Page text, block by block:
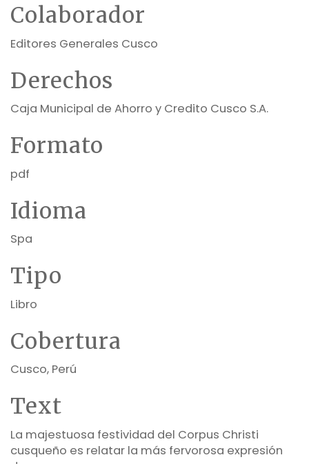
Colaborador
Editores Generales Cusco
Derechos
Caja Municipal de Ahorro y Credito Cusco S.A.
Formato
pdf
Idioma
Spa
Tipo
Libro
Cobertura
Cusco, Perú
Text
La majestuosa festividad del Corpus Christi
cusqueño es relatar la más fervorosa expresión